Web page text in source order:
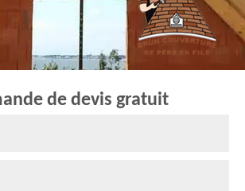
de devis gratuit